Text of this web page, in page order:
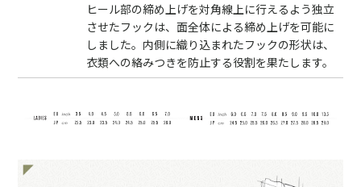
ヒール部の締め上げを対角線上に行えるよう独立
させたフックは、面全体による締め上げを可能に
しました。内側に織り込まれたフックの形状は、
衣類への絡みつきを防止する役割を果たします。